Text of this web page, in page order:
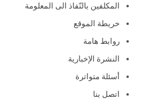
المكلفين بالنّفاذ الى المعلومة
خريطة الموقع
روابط هامة
النشرة الإخبارية
أسئلة متواترة
اتصل بنا